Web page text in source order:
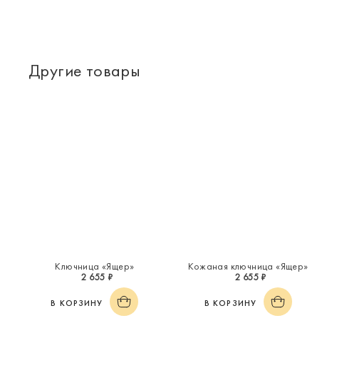
Другие товары
Ключница «Ящер»
2 655 ₽
В КОРЗИНУ
Кожаная ключница «Ящер»
2 655 ₽
В КОРЗИНУ